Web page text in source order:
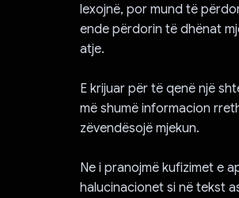
lexojnë, por mund të
ende përdorin të dhënat
atje.
E krijuar për të qenë një
më shumë informacion
zëvendësojë mjekun.
Ne i pranojmë kufizimet e
halucinacionet si në tekst